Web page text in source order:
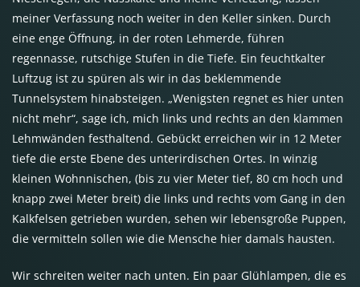
meiner Verfassung noch weiter in den Keller sinken. Durch
eine enge Öffnung, in der roten Lehmerde, führen
regennasse, rutschige Stufen in die Tiefe. Ein feuchtkalter
Luftzug ist zu spüren als wir in das beklemmende
Tunnelsystem hinabsteigen. „Wenigsten regnet es hier unten
nicht mehr“, sage ich, mich links und rechts an den klammen
Lehmwänden festhaltend. Gebückt erreichen wir in 12 Meter
tiefe die erste Ebene des unterirdischen Ortes. In winzig
kleinen Wohnnischen, (bis zu vier Meter tief, 80 cm hoch und
knapp zwei Meter breit) die links und rechts vom Gang in den
Kalkfelsen getrieben wurden, sehen wir lebensgroße Puppen,
die vermitteln sollen wie die Mensche hier damals hausten.
Wir schreiten weiter nach unten. Ein paar Glühlampen, die es